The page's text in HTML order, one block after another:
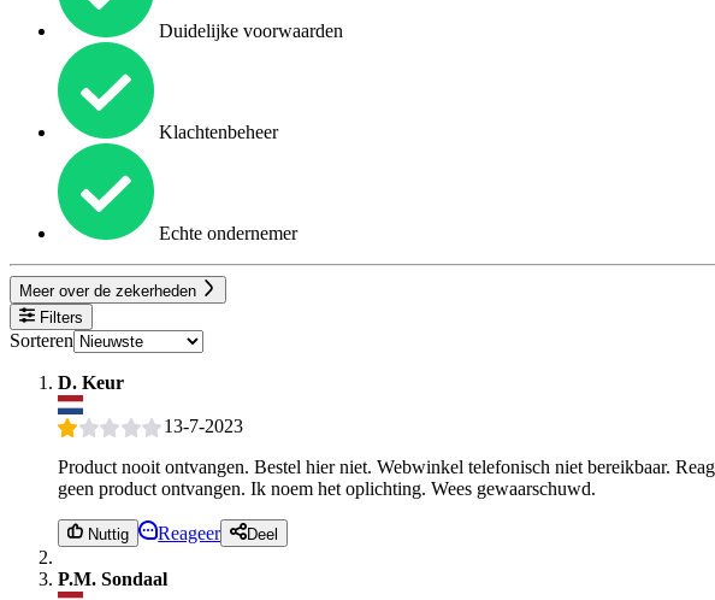
Duidelijke voorwaarden
Klachtenbeheer
Echte ondernemer
Meer over de zekerheden
Filters
Sorteren
D. Keur
13-7-2023
Product nooit ontvangen. Bestel hier niet. Webwinkel telefonisch niet bereikbaar.
geen product ontvangen. Ik noem het oplichting. Wees gewaarschuwd.
Nuttig Reageer Deel
P.M. Sondaal